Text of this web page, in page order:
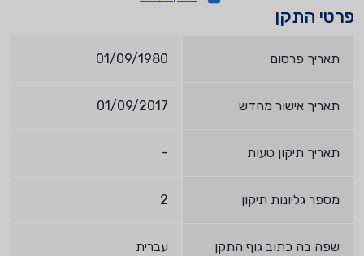
פרטי התקן
תאריך פרסום 01/09/1980
תאריך אישור מחדש 01/09/2017
תאריך תיקון טעות -
מספר גליונות תיקון 2
שפה בה כתוב גוף התקן עברית